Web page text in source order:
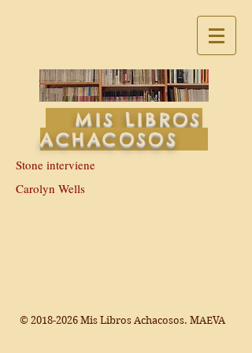
MIS LIBROS
ACHACOSOS
Stone interviene
Carolyn Wells
© 2018-2026 Mis Libros Achacosos. MAEVA